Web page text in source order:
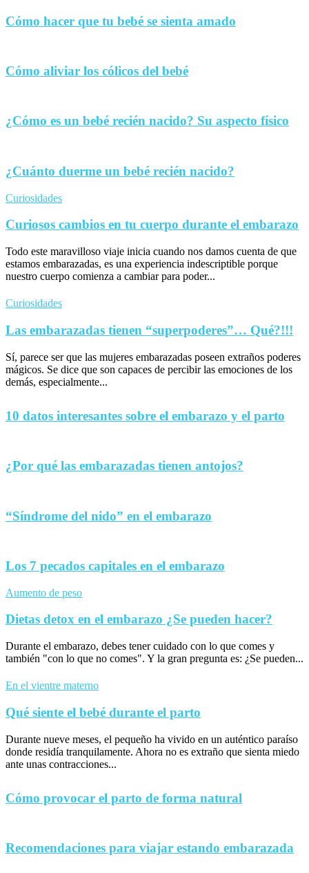
Cómo hacer que tu bebé se sienta amado
Cómo aliviar los cólicos del bebé
¿Cómo es un bebé recién nacido? Su aspecto físico
¿Cuánto duerme un bebé recién nacido?
Curiosidades
Curiosos cambios en tu cuerpo durante el embarazo
Todo este maravilloso viaje inicia cuando nos damos cuenta de que
estamos embarazadas, es una experiencia indescriptible porque
nuestro cuerpo comienza a cambiar para poder...
Curiosidades
Las embarazadas tienen “superpoderes”… Qué?!!!
Sí, parece ser que las mujeres embarazadas poseen extraños poderes
mágicos. Se dice que son capaces de percibir las emociones de los
demás, especialmente...
10 datos interesantes sobre el embarazo y el parto
¿Por qué las embarazadas tienen antojos?
“Síndrome del nido” en el embarazo
Los 7 pecados capitales en el embarazo
Aumento de peso
Dietas detox en el embarazo ¿Se pueden hacer?
Durante el embarazo, debes tener cuidado con lo que comes y
también "con lo que no comes". Y la gran pregunta es: ¿Se pueden...
En el vientre materno
Qué siente el bebé durante el parto
Durante nueve meses, el pequeño ha vivido en un auténtico paraíso
donde residía tranquilamente. Ahora no es extraño que sienta miedo
ante unas contracciones...
Cómo provocar el parto de forma natural
Recomendaciones para viajar estando embarazada